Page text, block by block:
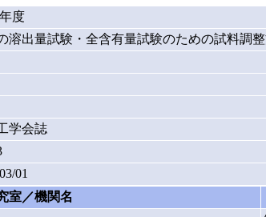
度
溶出量試験・全含有量試験のための試料調
学会誌
01
室／機関名